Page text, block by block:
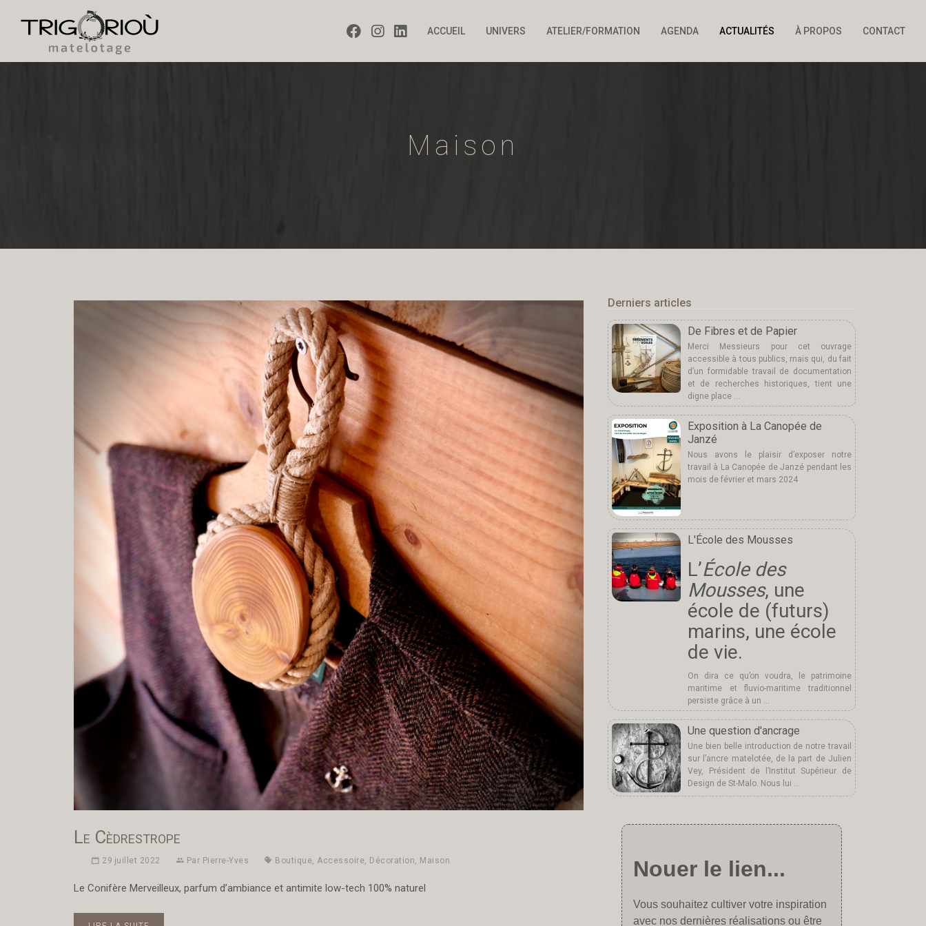
ACCUEIL UNIVERS ATELIER/FORMATION AGENDA ACTUALITÉS À PROPOS CONTACT
Maison
Le Cèdrestrope
29 juillet 2022 Par Pierre-Yves Boutique Accessoire Décoration Maison
Le Conifère Merveilleux, parfum d’ambiance et antimite low-tech 100% naturel
Derniers articles
De Fibres et de Papier
Merci Messieurs pour cet ouvrage
accessible à tous publics, mais qui, du fait
d’un formidable travail de documentation
et de recherches historiques, tient une
digne place …
Exposition à La Canopée de
Janzé
Nous avons le plaisir d’exposer notre
travail à La Canopée de Janzé pendant les
mois de février et mars 2024
L'École des Mousses
L’École des
Mousses, une
école de (futurs)
marins, une école
de vie.
On dira ce qu’on voudra, le patrimoine
maritime et fluvio-maritime traditionnel
persiste grâce à un …
Une question d'ancrage
Une bien belle introduction de notre travail
sur l’ancre matelotée, de la part de Julien
Vey, Président de l’Institut Supérieur de
Design de St-Malo. Nous lui …